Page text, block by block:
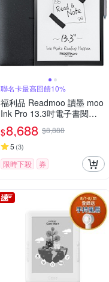
聯名卡最高回饋10%
福利品 Readmoo 讀墨 moo
Ink Pro 13.3吋電子書閱讀
器
$8,688 $8,888
5 (3)
限時下殺 券